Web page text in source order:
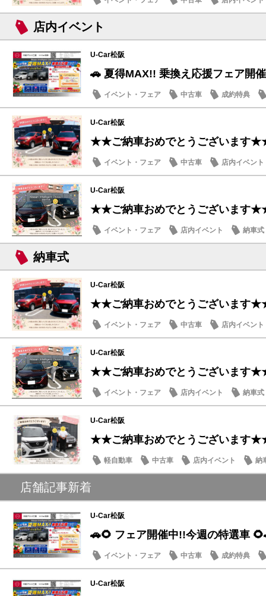
店内イベント
U-Car松阪
🚗 夏得MAX!! 乗換え応援フェア開
イベント・フェア 中古車 成約特典
U-Car松阪
★★ご納車おめでとうございます
イベント・フェア 中古車 店内イベント
U-Car松阪
★★ご納車おめでとうございます
イベント・フェア 店内イベント 納車式
納車式
U-Car松阪
★★ご納車おめでとうございます
イベント・フェア 中古車 店内イベント
U-Car松阪
★★ご納車おめでとうございます
イベント・フェア 店内イベント 納車式
U-Car松阪
★★ご納車おめでとうございます
軽自動車 中古車 店内イベント 納
店舗記事新着
U-Car松阪
🚗🌻 フェア開催中!!今週の特選車
イベント・フェア 中古車 成約特典
U-Car松阪